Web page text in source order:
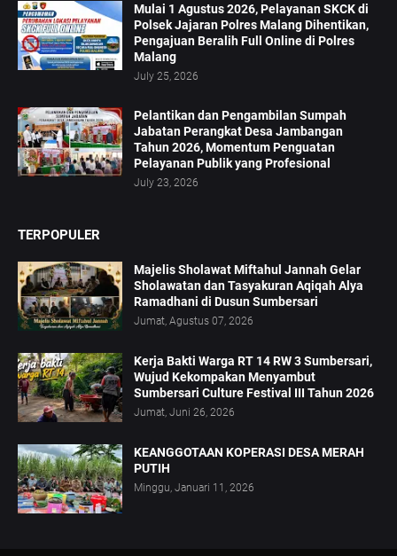
Mulai 1 Agustus 2026, Pelayanan SKCK di
Polsek Jajaran Polres Malang Dihentikan,
Pengajuan Beralih Full Online di Polres
Malang
July 25, 2026
Pelantikan dan Pengambilan Sumpah
Jabatan Perangkat Desa Jambangan
Tahun 2026, Momentum Penguatan
Pelayanan Publik yang Profesional
July 23, 2026
TERPOPULER
Majelis Sholawat Miftahul Jannah Gelar
Sholawatan dan Tasyakuran Aqiqah Alya
Ramadhani di Dusun Sumbersari
Jumat, Agustus 07, 2026
Kerja Bakti Warga RT 14 RW 3 Sumbersari,
Wujud Kekompakan Menyambut
Sumbersari Culture Festival III Tahun 2026
Jumat, Juni 26, 2026
KEANGGOTAAN KOPERASI DESA MERAH
PUTIH
Minggu, Januari 11, 2026